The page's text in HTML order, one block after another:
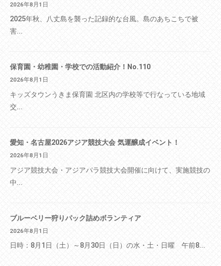
2026年8月1日
2025年秋、八丈島を襲った記録的な台風。島のあちこちで被
害...
保育園・幼稚園・学校での活動紹介！No.110
2026年8月1日
キッズタウンうきま保育園 北区内の学校等で行なっている地域
交...
愛知・名古屋2026アジア競技大会 気運醸成イベント！
2026年8月1日
アジア競技大会・アジアパラ競技大会開催に向けて、実施競技の
中...
ブルーベリー狩りパック詰めボランティア
2026年8月1日
日時：8月1日（土）～8月30日（日）の水・土・日曜 午前8...